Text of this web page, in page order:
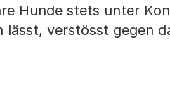
Hunde stets unter
lässt, verstösst gegen